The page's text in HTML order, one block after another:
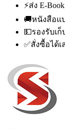
⚡ส่ง E-
🚚หนังสือแ
💵รองรับเก็
✅สั่งซื้อได้